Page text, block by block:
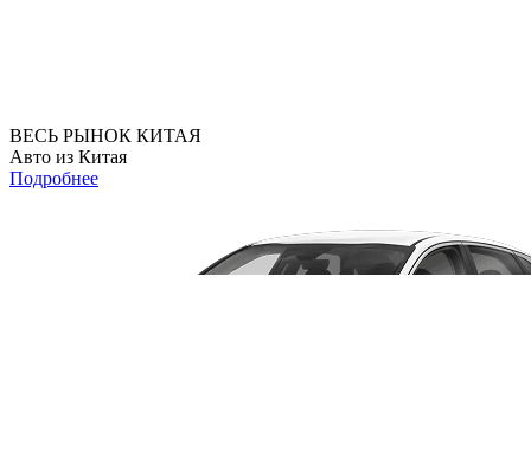
ВЕСЬ РЫНОК КИТАЯ
Авто из Китая
Подробнее